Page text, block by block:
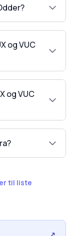
og VUC
og VUC
til liste